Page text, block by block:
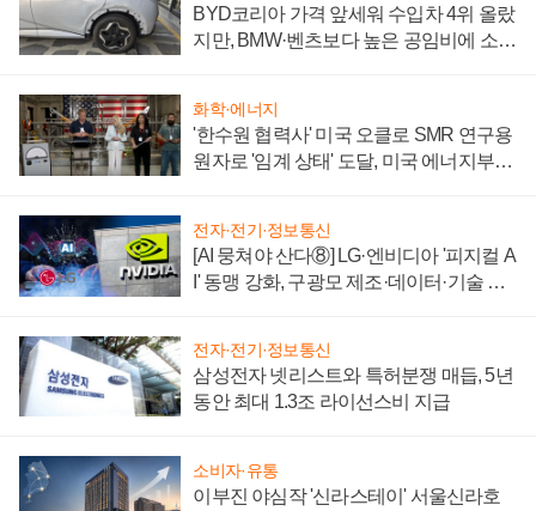
BYD코리아 가격 앞세워 수입차 4위 올랐
지만, BMW·벤츠보다 높은 공임비에 소비
화학·에너지
'한수원 협력사' 미국 오클로 SMR 연구용
원자로 '임계 상태' 도달, 미국 에너지부
전자·전기·정보통신
[AI 뭉쳐야 산다⑧] LG·엔비디아 '피지컬 A
I' 동맹 강화, 구광모 제조·데이터·기술 결
전자·전기·정보통신
삼성전자 넷리스트와 특허분쟁 매듭, 5년
동안 최대 1.3조 라이선스비 지급
소비자·유통
이부진 야심작 '신라스테이' 서울신라호